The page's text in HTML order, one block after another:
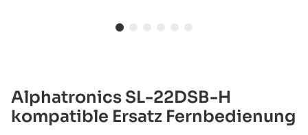
Alphatronics SL-22DSB-H
kompatible Ersatz Fernbedienung